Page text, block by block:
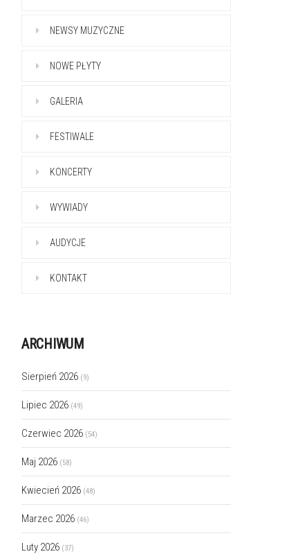
NEWSY MUZYCZNE
NOWE PŁYTY
GALERIA
FESTIWALE
KONCERTY
WYWIADY
AUDYCJE
KONTAKT
ARCHIWUM
Sierpień 2026 (9)
Lipiec 2026 (49)
Czerwiec 2026 (54)
Maj 2026 (58)
Kwiecień 2026 (48)
Marzec 2026 (46)
Luty 2026 (37)